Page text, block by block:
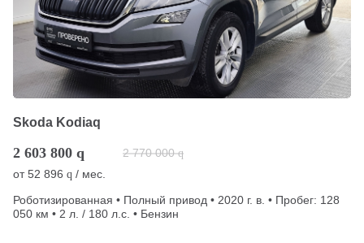
Skoda Kodiaq
2 603 800 q 2 770 000 q
от52 896 q / мес.
Роботизированная • Полный привод • 2020 г. в. • Пробег: 128
050 км • 2 л. / 180 л.с. • Бензин